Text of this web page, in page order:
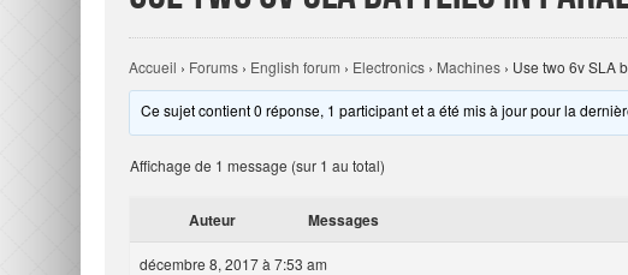
Accueil › Forums › English forum › Electronics › Machines › Use two 6v SLA
Ce sujet contient 0 réponse, 1 participant et a été mis à jour pour la
Affichage de 1 message (sur 1 au total)
Auteur Messages
décembre 8, 2017 à 7:53 am